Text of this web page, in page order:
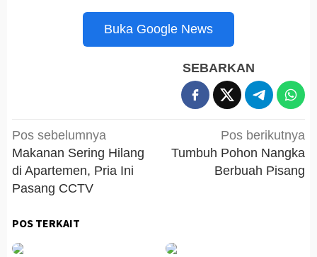
Buka Google News
SEBARKAN
Navigasi
pos
Pos sebelumnya
Makanan Sering Hilang
di Apartemen, Pria Ini
Pasang CCTV
Pos berikutnya
Tumbuh Pohon Nangka
Berbuah Pisang
POS TERKAIT